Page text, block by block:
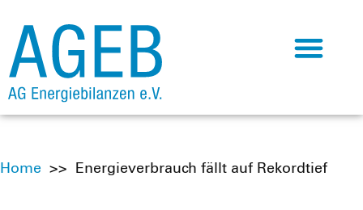
Home >> Energieverbrauch fällt auf Rekordtief